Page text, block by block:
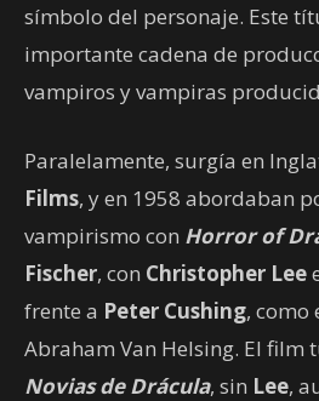
símbolo del personaje. Este
importante cadena de
vampiros y vampiras
Paralelamente, surgía en
Films, y en 1958 abordaban
vampirismo con Horror of
Fischer, con Christopher Lee
frente a Peter Cushing, como
Abraham Van Helsing. El film
Novias de Drácula, sin Lee,